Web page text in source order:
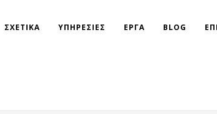
ΣΧΕΤΙΚΑ ΥΠΗΡΕΣΙΕΣ ΕΡΓΑ BLOG